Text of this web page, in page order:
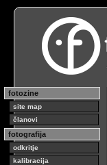
fotozine
site map
članovi
fotografija
odkritje
kalibracija